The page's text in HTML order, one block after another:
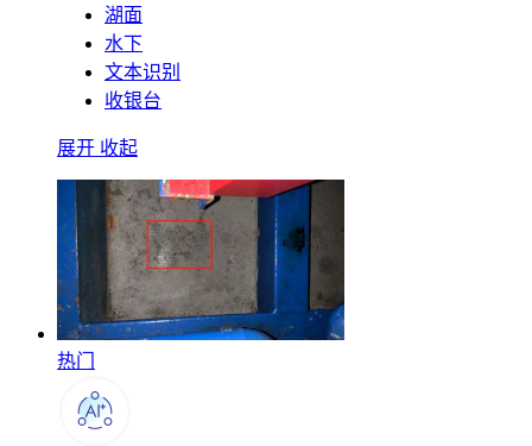
湖面
水下
文本识别
收银台
展开 收起
热门